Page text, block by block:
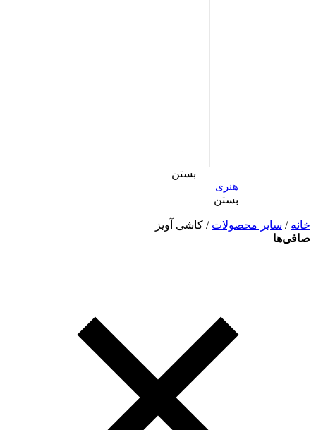
بستن
هنری
بستن
خانه / سایر محصولات / کاشی آویز
صافی‌ها